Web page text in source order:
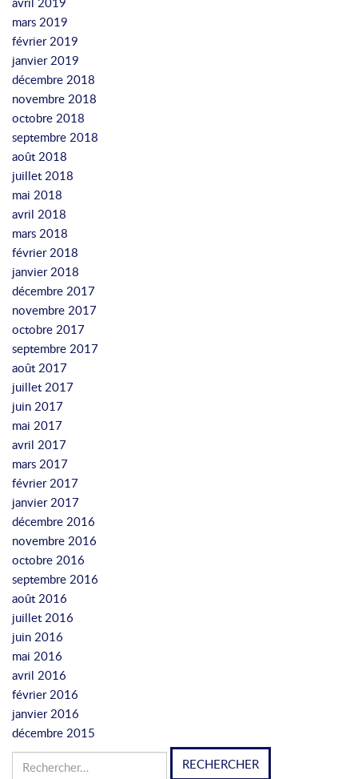
mars 2019
février 2019
janvier 2019
décembre 2018
novembre 2018
octobre 2018
septembre 2018
août 2018
juillet 2018
mai 2018
avril 2018
mars 2018
février 2018
janvier 2018
décembre 2017
novembre 2017
octobre 2017
septembre 2017
août 2017
juillet 2017
juin 2017
mai 2017
avril 2017
mars 2017
février 2017
janvier 2017
décembre 2016
novembre 2016
octobre 2016
septembre 2016
août 2016
juillet 2016
juin 2016
mai 2016
avril 2016
février 2016
janvier 2016
décembre 2015
Rechercher :